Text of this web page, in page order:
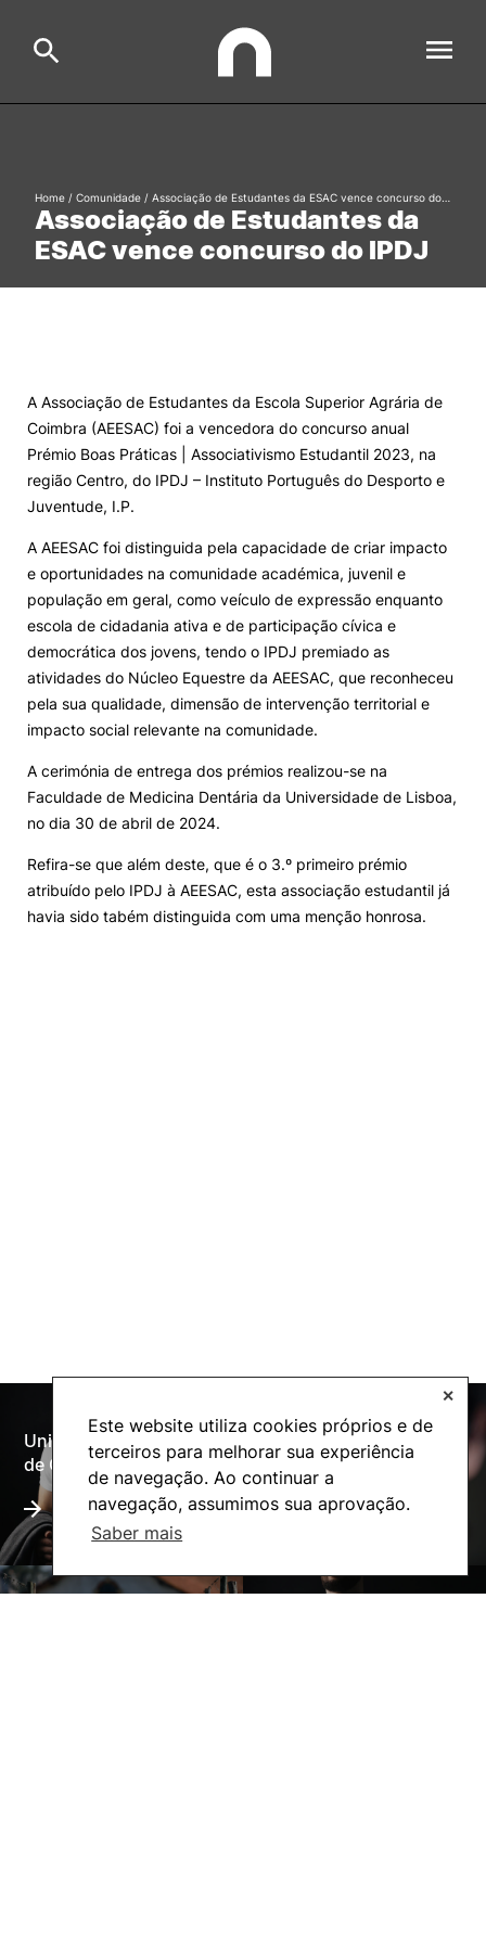
Este website utiliza cookies próprios e de
terceiros para melhorar sua experiência
de navegação. Ao continuar a
navegação, assumimos sua aprovação.
Saber mais
✕
Estudar
International Relations
Ofertas de Emprego e Informações Úteis
Mudança de Par Instituição/Curso
Formative Offer General
Associação de Estudantes da
ESAC vence concurso do IPDJ
Home / Comunidade / Associação de Estudantes da ESAC vence concurso do…
A Associação de Estudantes da Escola Superior Agrária de
Coimbra (AEESAC) foi a vencedora do concurso anual
Prémio Boas Práticas | Associativismo Estudantil 2023, na
região Centro, do IPDJ – Instituto Português do Desporto e
Juventude, I.P.
A AEESAC foi distinguida pela capacidade de criar impacto
e oportunidades na comunidade académica, juvenil e
população em geral, como veículo de expressão enquanto
escola de cidadania ativa e de participação cívica e
democrática dos jovens, tendo o IPDJ premiado as
atividades do Núcleo Equestre da AEESAC, que reconheceu
pela sua qualidade, dimensão de intervenção territorial e
impacto social relevante na comunidade.
A cerimónia de entrega dos prémios realizou-se na
Faculdade de Medicina Dentária da Universidade de Lisboa,
no dia 30 de abril de 2024.
Refira-se que além deste, que é o 3.º primeiro prémio
atribuído pelo IPDJ à AEESAC, esta associação estudantil já
havia sido tabém distinguida com uma menção honrosa.
Universidade Politécnica
de Coimbra
Oferta Formativa